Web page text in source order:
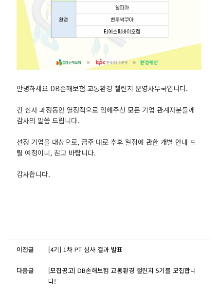
안녕하세요 DB손해보험 교통환경 챌린지 운영사무국입니다.
긴 심사 과정동안 열정적으로 임해주신 모든 기업 관계자분들께
감사의 말씀 드립니다.
선정 기업을 대상으로, 금주 내로 추후 일정에 관한 개별 안내 드
릴 예정이니, 참고 바랍니다.
감사합니다.
이전글 [4기] 1차 PT 심사 결과 발표
다음글
[모집공고] DB손해보험 교통환경 챌린지 5기를 모집합니
다!